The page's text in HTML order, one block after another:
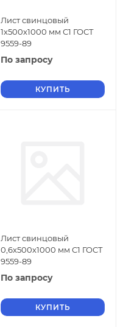
Лист свинцовый
1х500х1000 мм С1 ГОСТ
9559-89
По запросу
КУПИТЬ
Лист свинцовый
0,6х500х1000 мм С1 ГОСТ
9559-89
По запросу
КУПИТЬ